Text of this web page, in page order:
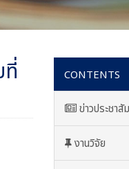
CONTENTS
ข่าวประชา
งานวิจัย